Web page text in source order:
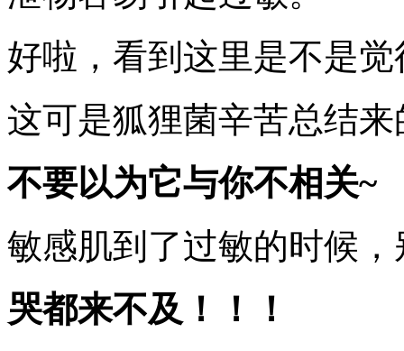
好啦，看到这里是不是
这可是狐狸菌辛苦总结
不要以为它与你不相关~
敏感肌到了过敏的时候
哭都来不及！！！